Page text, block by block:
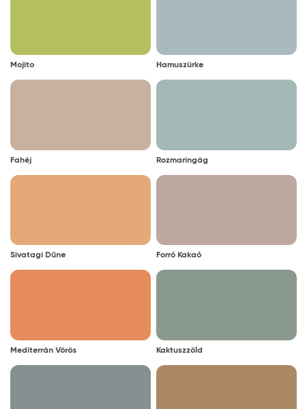
Mojito Hamuszürke
Fahéj Rozmaringág
Sivatagi Dűne Forró Kakaó
Mediterrán Vörös Kaktuszzöld